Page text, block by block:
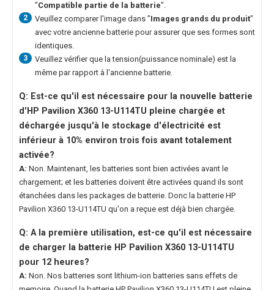
"Compatible partie de la batterie".
2 Veuillez comparer l'image dans "Images grands du produit"
avec votre ancienne batterie pour assurer que ses formes sont
identiques.
3
Veuillez vérifier que la tension(puissance nominale) est la
même par rapport à l'ancienne batterie.
Q: Est-ce qu'il est nécessaire pour la nouvelle batterie
d'HP Pavilion X360 13-U114TU pleine chargée et
déchargée jusqu'à le stockage d'électricité est
inférieur à 10% environ trois fois avant totalement
activée?
A: Non. Maintenant, les batteries sont bien activées avant le
chargement; et les batteries doivent être activées quand ils sont
étanchées dans les packages de batterie. Donc la batterie HP
Pavilion X360 13-U114TU qu'on a reçue est déjà bien chargée.
Q: A la première utilisation, est-ce qu'il est nécessaire
de charger la batterie HP Pavilion X360 13-U114TU
pour 12 heures?
A: Non. Nos batteries sont lithium-ion batteries sans effets de